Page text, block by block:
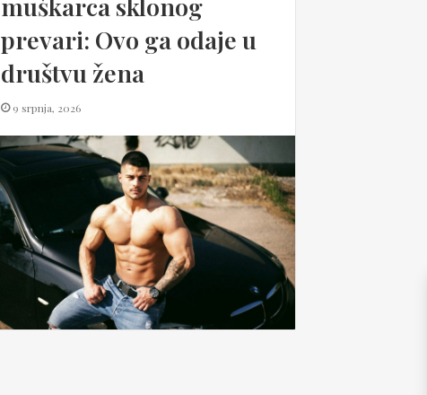
prevari: Ovo ga odaje u
društvu žena
9 srpnja, 2026